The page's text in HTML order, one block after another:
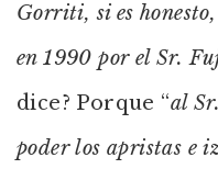
Gorriti, si es
en 1990 por el Sr.
dice? Porque “al
poder los apristas e